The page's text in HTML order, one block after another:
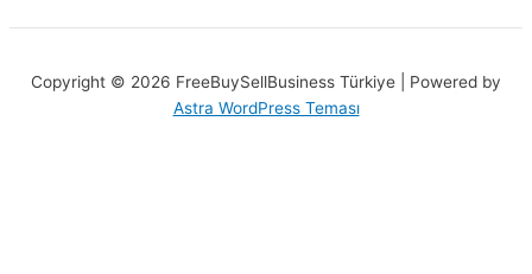
Copyright © 2026 FreeBuySellBusiness Türkiye | Powered by
Astra WordPress Teması